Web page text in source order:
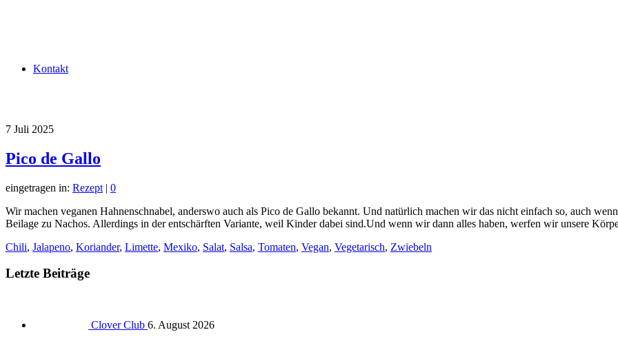
Kontakt
7 Juli 2025
Pico de Gallo
eingetragen in: Rezept | 0
Wir machen veganen Hahnenschnabel, anderswo auch als Pico de Gallo bekannt. Und natürlich machen wir das nicht einfach so, auch
Beilage zu Nachos. Allerdings in der entschärften Variante, weil Kinder dabei sind.Und wenn wir dann alles haben, werfen wir unsere
Chili, Jalapeno, Koriander, Limette, Mexiko, Salat, Salsa, Tomaten, Vegan, Vegetarisch, Zwiebeln
Letzte Beiträge
Clover Club 6. August 2026